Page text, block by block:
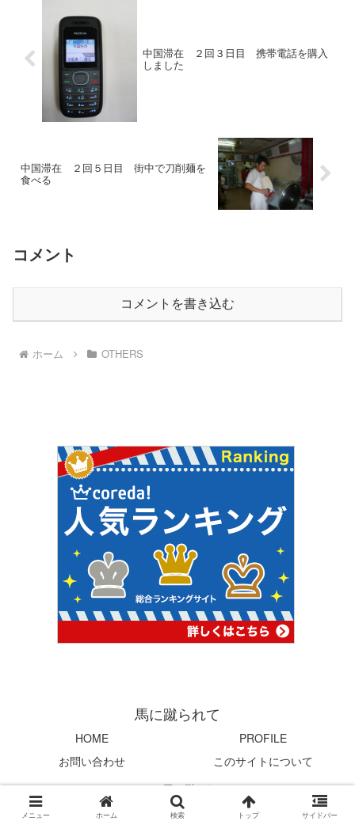
中国滞在 ２回３日目 携帯電話を購入
しました
中国滞在 ２回５日目 街中で刀削麺を
食べる
コメント
コメントを書き込む
ホーム OTHERS
馬に蹴られて
HOME
PROFILE
お問い合わせ
このサイトについて
© 2004 馬に蹴られて.
メニュー ホーム 検索 トップ サイドバー